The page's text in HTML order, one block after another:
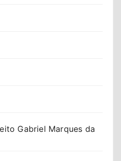
Gabriel Marques da